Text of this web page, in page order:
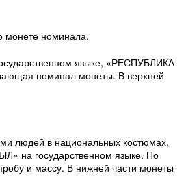
монете номинала.
языке, «РЕСПУБЛИКА
номинал монеты. В верхней
людей в национальных костюмах,
на государственном языке. По
и массу. В нижней части монеты